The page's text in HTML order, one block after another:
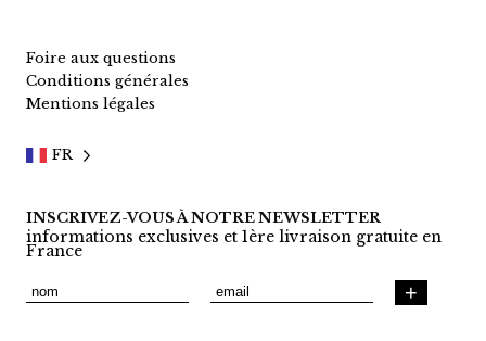
Foire aux questions
Conditions générales
Mentions légales
FR
INSCRIVEZ-VOUS À NOTRE NEWSLETTER
informations exclusives et 1ère livraison gratuite en
France